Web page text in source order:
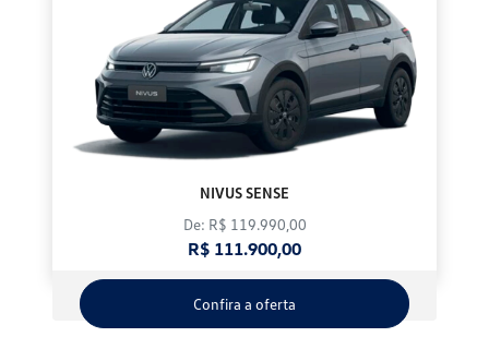
NIVUS SENSE
De: R$ 119.990,00
R$ 111.900,00
Confira a oferta